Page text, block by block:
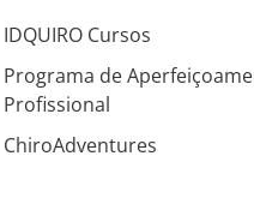
IDQUIRO Cursos
Programa de
Profissional
ChiroAdventures